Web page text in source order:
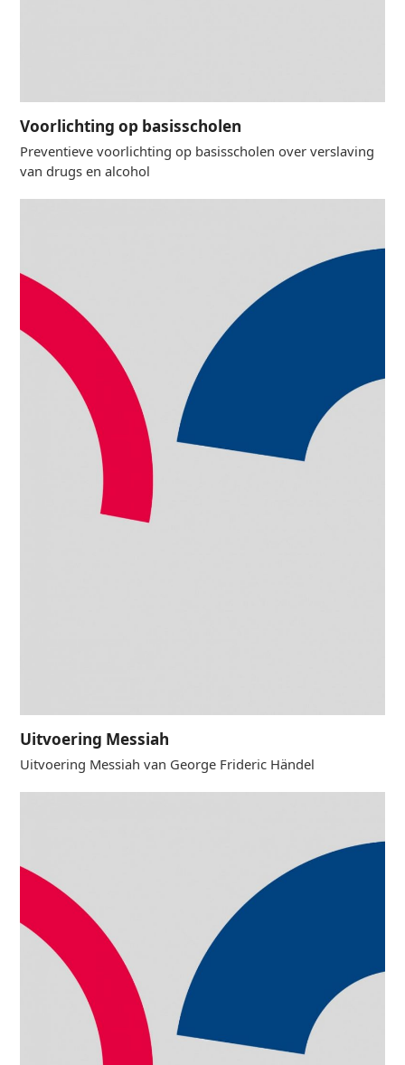
Voorlichting op basisscholen
Preventieve voorlichting op basisscholen over verslaving
van drugs en alcohol
Uitvoering Messiah
Uitvoering Messiah van George Frideric Händel